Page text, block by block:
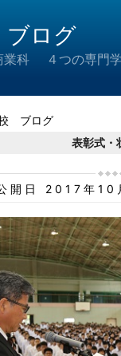
ログ
４つの専門学
校 ブログ
表彰式・
開日 2017年10